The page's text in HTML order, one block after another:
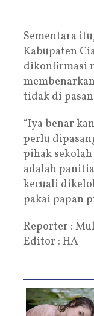
Sementara
Kabupaten
dikonfirmasi
tidak di
“Iya benar
perlu
pihak sekolah
adalah
kecuali
pakai papan
Reporter :
Editor : HA